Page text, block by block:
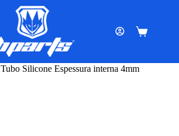
Carrinho
Tubo Silicone Espessura interna 4mm